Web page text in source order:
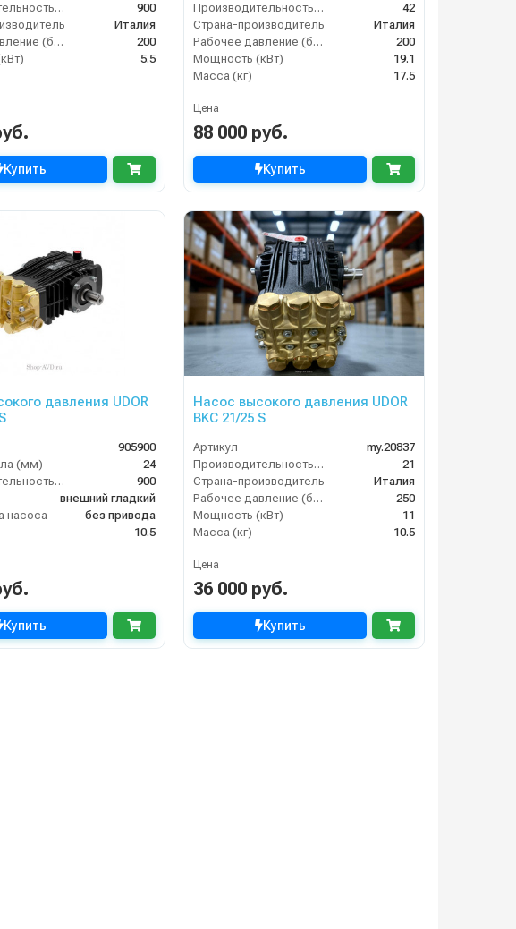
Производительность (л/ч)
900
Италия
Рабочее давление (бар)
200
5.5
Купить
Производительность (л/мин)
42
Страна-производитель
Италия
Рабочее давление (бар)
200
Мощность (кВт)
19.1
Масса (кг)
17.5
Цена
88 000 руб.
Купить
давления UDOR
905900
(мм)
24
Производительность (л/мин)
900
внешний гладкий
насоса
без привода
10.5
Купить
Насос высокого давления UDOR
BKC 21/25 S
Артикул
my.20837
Производительность (л/мин)
21
Страна-производитель
Италия
Рабочее давление (бар)
250
Мощность (кВт)
11
Масса (кг)
10.5
Цена
36 000 руб.
Купить